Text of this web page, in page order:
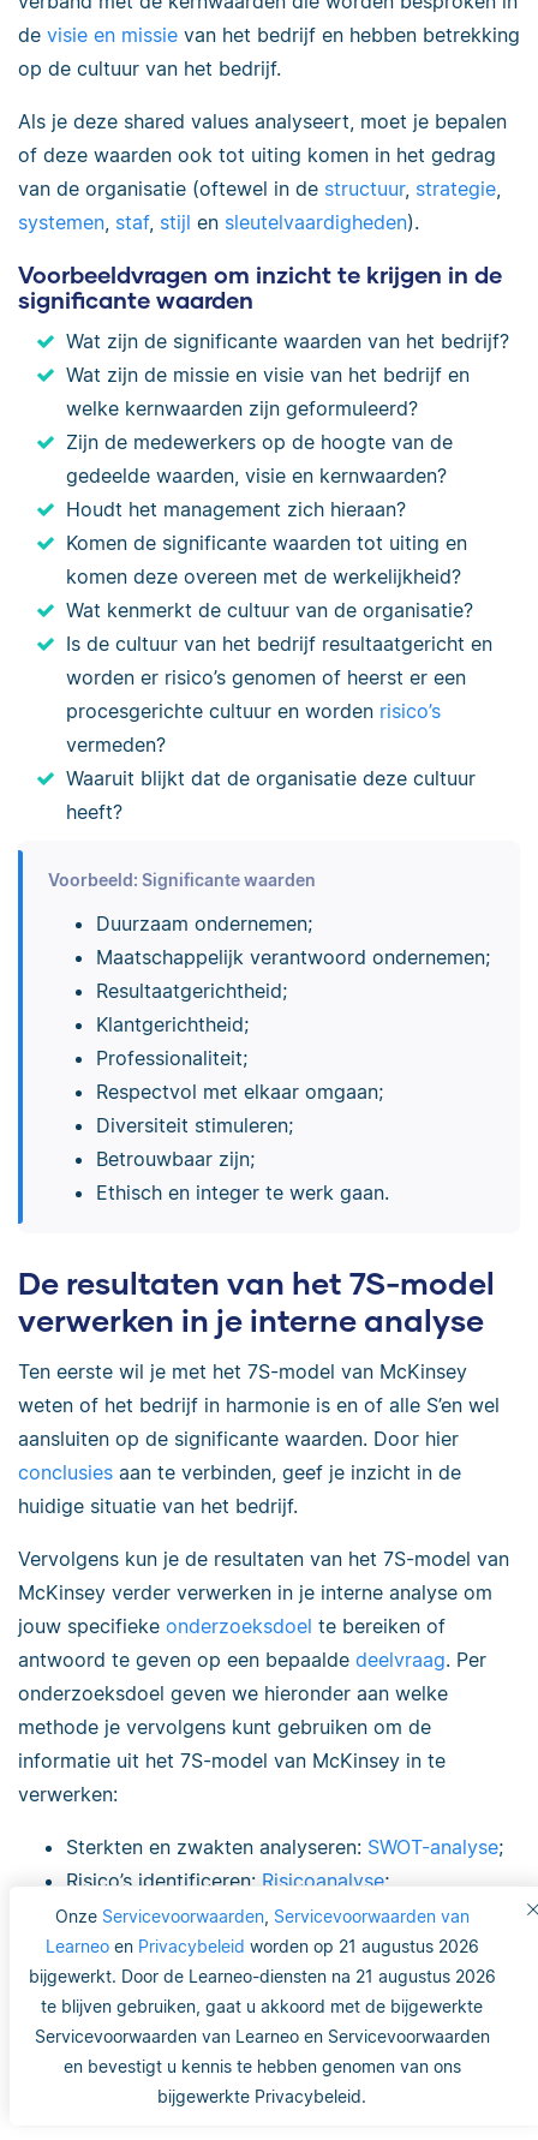
Onze Servicevoorwaarden, Servicevoorwaarden van
Learneoen Privacybeleid worden op 21 augustus 2026
bijgewerkt. Door de Learneo-diensten na 21 augustus 2026
te blijven gebruiken, gaat u akkoord met de bijgewerkte
Servicevoorwaarden van Learneo en Servicevoorwaarden
en bevestigt u kennis te hebben genomen van ons
bijgewerkte Privacybeleid.
de visie en missie van het bedrijf en hebben betrekking
op de cultuur van het bedrijf.
Als je deze shared values analyseert, moet je bepalen
of deze waarden ook tot uiting komen in het gedrag
van de organisatie (oftewel in de structuur, strategie
systemen staf, stijl en sleutelvaardigheden).
Voorbeeldvragen om inzicht te krijgen in de
significante waarden
Wat zijn de significante waarden van het bedrijf?
Wat zijn de missie en visie van het bedrijf en
welke kernwaarden zijn geformuleerd?
Zijn de medewerkers op de hoogte van de
gedeelde waarden, visie en kernwaarden?
Houdt het management zich hieraan?
Komen de significante waarden tot uiting en
komen deze overeen met de werkelijkheid?
Wat kenmerkt de cultuur van de organisatie?
Is de cultuur van het bedrijf resultaatgericht en
worden er risico’s genomen of heerst er een
procesgerichte cultuur en worden risico’s
vermeden?
Waaruit blijkt dat de organisatie deze cultuur
heeft?
Voorbeeld: Significante waarden
Duurzaam ondernemen;
Maatschappelijk verantwoord ondernemen;
Resultaatgerichtheid;
Klantgerichtheid;
Professionaliteit;
Respectvol met elkaar omgaan;
Diversiteit stimuleren;
Betrouwbaar zijn;
Ethisch en integer te werk gaan.
De resultaten van het 7S-model
verwerken in je interne analyse
Ten eerste wil je met het 7S-model van McKinsey
weten of het bedrijf in harmonie is en of alle S’en wel
aansluiten op de significante waarden. Door hier
conclusies aan te verbinden, geef je inzicht in de
huidige situatie van het bedrijf.
Vervolgens kun je de resultaten van het 7S-model van
McKinsey verder verwerken in je interne analyse om
jouw specifieke onderzoeksdoel te bereiken of
antwoord te geven op een bepaalde deelvraag. Per
onderzoeksdoel geven we hieronder aan welke
methode je vervolgens kunt gebruiken om de
informatie uit het 7S-model van McKinsey in te
verwerken:
Sterkten en zwakten analyseren: SWOT-analyse;
Risico’s identificeren: Risicoanalyse;
Problemen of incidenten definiëren:
Visgraatmodel;
Achterhalen hoe de huidige situatie in verhouding
staat tot de gewenste situatie:Gap-analyse;
Achterhalen waar er binnen de organisatie
waarde wordt gecreëerd:
Waardeketen van